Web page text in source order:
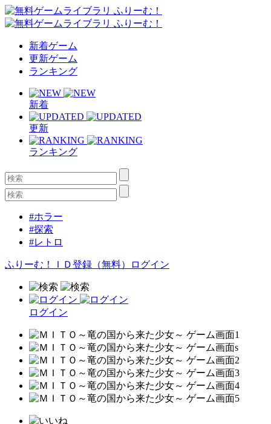
新着ゲーム
更新ゲーム
ランキング
新着
更新
ランキング
#ホラー
#探索
#レトロ
ふりーむ！ＩＤ登録（無料） ログイン
ログイン